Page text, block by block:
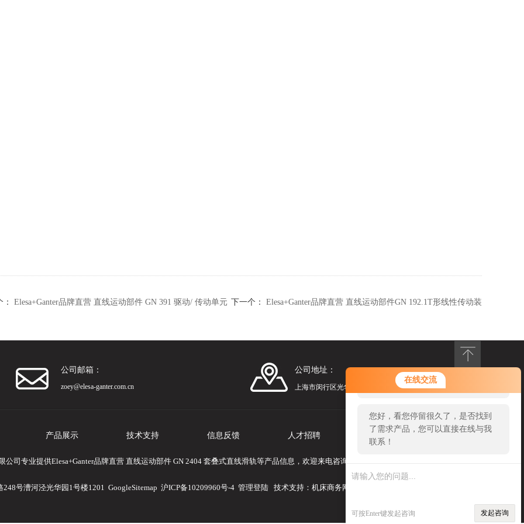
在线交流
您好！欢迎前来咨询，很高兴为您
服务，请问您要咨询什么问题呢？
您好，看您停留很久了，是否找到
了需求产品，您可以直接在线与我
联系！
可按Enter键发起咨询 发起咨询
Elesa+Ganter品牌直营 直线运动部件 GN 391 驱动/ 传动单元 下一个：
Elesa+Ganter品牌直营 直线运动部件GN 192.1T形线性传动装
公司邮箱：
zoey@elesa-ganter.com.cn
公司地址：
上海市闵行区光华路248号漕河泾光华园1号楼1201
产品展示 技术支持 信息反馈 人才招聘 联系我们
司专业提供Elesa+Ganter品牌直营 直线运动部件 GN 2404 套叠式直线滑轨等产品信息，欢迎来电咨询！
号漕河泾光华园1号楼1201 GoogleSitemap 沪ICP备10209960号-4 管理登陆 技术支持： 机床商务网